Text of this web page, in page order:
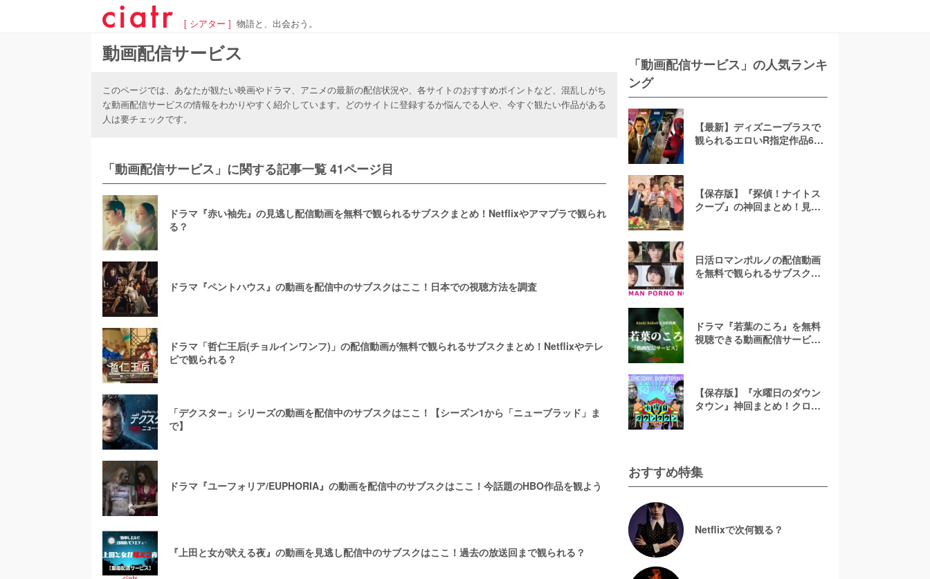
[ シアター ] 物語と、出会おう。
動画配信サービス
このページでは、あなたが観たい映画やドラマ、アニメの最新の配信状況や、各サイトのおすすめポイントなど、混乱しがち
な動画配信サービスの情報をわかりやすく紹介しています。どのサイトに登録するか悩んでる人や、今すぐ観たい作品がある
人は要チェックです。
「動画配信サービス」に関する記事一覧 41ページ目
ドラマ『赤い袖先』の見逃し配信動画を無料で観られるサブスクまとめ！Netflixやアマプラで観られ
る？
ドラマ『ペントハウス』の動画を配信中のサブスクはここ！日本での視聴方法を調査
ドラマ「哲仁王后(チョルインワンフ)」の配信動画が無料で観られるサブスクまとめ！Netflixやテレ
ビで観られる？
「デクスター」シリーズの動画を配信中のサブスクはここ！【シーズン1から「ニューブラッド」ま
で】
ドラマ『ユーフォリア/EUPHORIA』の動画を配信中のサブスクはここ！今話題のHBO作品を観よう
『上田と女が吠える夜』の動画を見逃し配信中のサブスクはここ！過去の放送回まで観られる？
「動画配信サービス」の人気ランキ
ング
【最新】ディズニープラスで
観られるエロいR指定作品6
【保存版】『探偵！ナイトス
クープ』の神回まとめ！見逃
ンキング
日活ロマンポルノの配信動画
を無料で観られるサブスクま
ドラマ『若葉のころ』を無料
視聴できる動画配信サービス
【保存版】『水曜日のダウン
タウン』神回まとめ！クロち
おすすめ特集
Netflixで次何観る？